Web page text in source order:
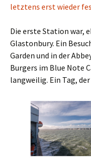
letztens erst wieder
Die erste Station war,
Glastonbury. Ein
Garden und in der
Burgers im Blue Note
langweilig. Ein Tag, der